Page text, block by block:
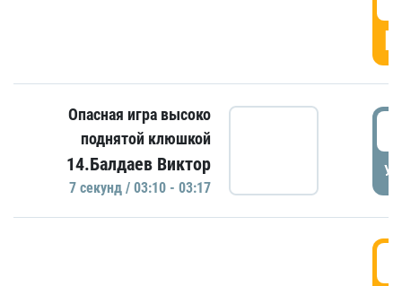
Опасная игра высоко
поднятой клюшкой
14.Балдаев Виктор
7 секунд / 03:10 - 03:17